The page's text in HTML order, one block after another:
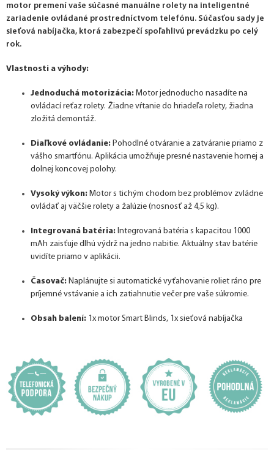
motor premení vaše súčasné manuálne rolety na inteligentné
zariadenie ovládané prostredníctvom telefónu. Súčasťou sady je
sieťová nabíjačka, ktorá zabezpečí spoľahlivú prevádzku po celý
rok.
Vlastnosti a výhody:
Jednoduchá motorizácia: Motor jednoducho nasadíte na
ovládací reťaz rolety. Žiadne vŕtanie do hriadeľa rolety, žiadna
zložitá demontáž.
Diaľkové ovládanie: Pohodlné otváranie a zatváranie priamo z
vášho smartfónu. Aplikácia umožňuje presné nastavenie hornej a
dolnej koncovej polohy.
Vysoký výkon: Motor s tichým chodom bez problémov zvládne
ovládať aj väčšie rolety a žalúzie (nosnosť až 4,5 kg).
Integrovaná batéria: Integrovaná batéria s kapacitou 1000
mAh zaisťuje dlhú výdrž na jedno nabitie. Aktuálny stav batérie
uvidíte priamo v aplikácii.
Časovač: Naplánujte si automatické vyťahovanie roliet ráno pre
príjemné vstávanie a ich zatiahnutie večer pre vaše súkromie.
Obsah balení: 1x motor Smart Blinds, 1x sieťová nabíjačka